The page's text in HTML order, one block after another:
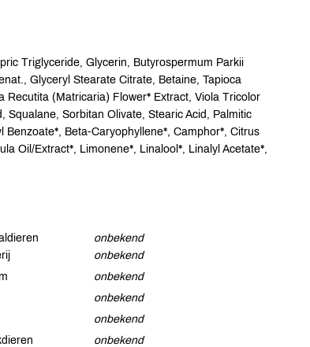
Triglyceride, Glycerin, Butyrospermum Parkii
Glyceryl Stearate Citrate, Betaine, Tapioca
Recutita (Matricaria) Flower* Extract, Viola Tricolor
Squalane, Sorbitan Olivate, Stearic Acid, Palmitic
Benzoate*, Beta-Caryophyllene*, Camphor*, Citrus
Oil/Extract*, Limonene*, Linalool*, Linalyl Acetate*,
onbekend
onbekend
onbekend
onbekend
onbekend
onbekend